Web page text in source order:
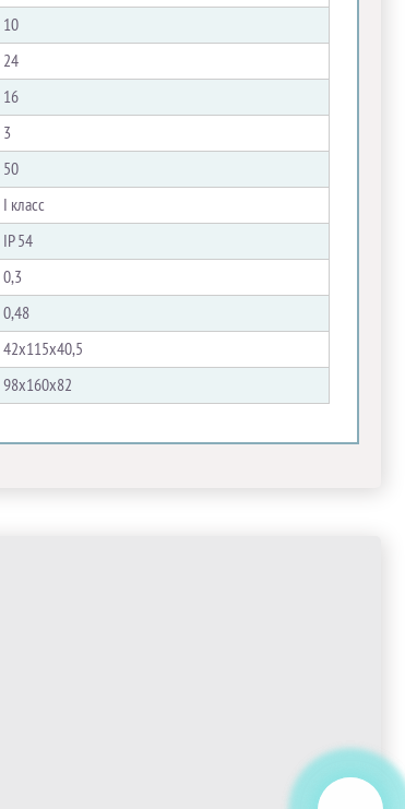
10
24
16
3
50
I класс
IP 54
0,3
0,48
42x115x40,5
98x160x82